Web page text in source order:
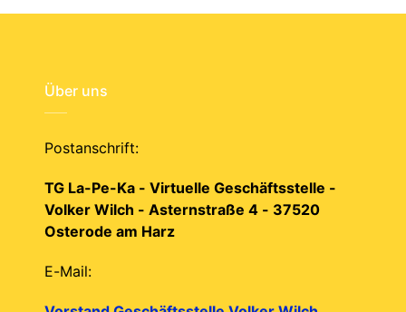
Über uns
Postanschrift:
TG La-Pe-Ka - Virtuelle Geschäftsstelle -
Volker Wilch - Asternstraße 4 - 37520
Osterode am Harz
E-Mail: